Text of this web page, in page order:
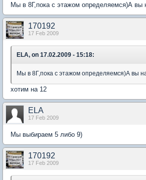
Мы в 8Г,пока с этажом определяемся)А вы
170192
17 Feb 2009
ELA, on 17.02.2009 - 15:18:
Мы в 8Г,пока с этажом определяемся)А вы
хотим на 12
ELA
17 Feb 2009
Мы выбираем 5 либо 9)
170192
17 Feb 2009